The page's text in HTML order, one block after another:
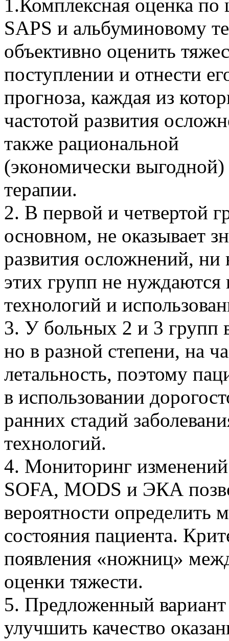
1.Комплексная оценка
SAPS и альбуминовому
объективно оценить
поступлении и отнести
прогноза, каждая из
частотой развития
также рациональной
(экономически
терапии.
2. В первой и четвертой
основном, не оказывает
развития осложнений, ни
этих групп не
технологий и
3. У больных 2 и 3 групп
но в разной степени, на
летальность, поэтому
в использовании
ранних стадий
технологий.
4. Мониторинг
SOFA, MODS и ЭКА
вероятности
состояния пациента.
появления «ножниц»
оценки тяжести.
5. Предложенный
улучшить качество